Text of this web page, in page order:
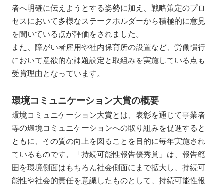
者へ明確に伝えようとする姿勢に加え、戦略策定のプロ
セスにおいて多様なステークホルダーから積極的に意見
を聞いている点が評価をされました。
また、障がい者雇用や社内保育所の設置など、労働慣行
において意欲的な課題設定と取組みを実施している点も
受賞理由となっています。
環境コミュニケーション大賞の概要
環境コミュニケーション大賞とは、表彰を通じて事業者
等の環境コミュニケーションへの取り組みを促進すると
ともに、その質の向上を図ることを目的に毎年実施され
ているものです。「持続可能性報告優秀賞」は、報告範
囲を環境側面はもちろん社会側面にまで拡大し、持続可
能性や社会的責任を意識したものとして、持続可能性報